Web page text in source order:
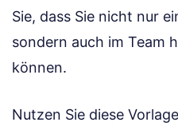
Sie, dass Sie nicht nur
sondern auch im Team
können.
Nutzen Sie diese